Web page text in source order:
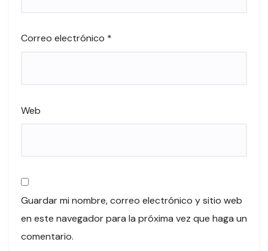
Correo electrónico *
Web
Guardar mi nombre, correo electrónico y sitio web
en este navegador para la próxima vez que haga un
comentario.